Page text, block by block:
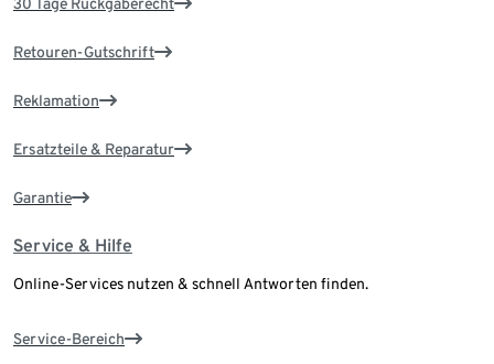
30 Tage Rückgaberecht
Retouren-Gutschrift
Reklamation
Ersatzteile & Reparatur
Garantie
Service & Hilfe
Online-Services nutzen & schnell Antworten finden.
Service-Bereich